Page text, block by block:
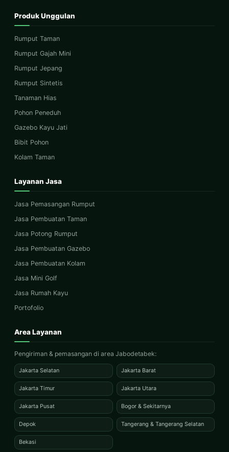
Produk Unggulan
Rumput Taman
Rumput Gajah Mini
Rumput Jepang
Rumput Sintetis
Tanaman Hias
Pohon Peneduh
Gazebo Kayu Jati
Bibit Pohon
Kolam Taman
Layanan Jasa
Jasa Pemasangan Rumput
Jasa Pembuatan Taman
Jasa Potong Rumput
Jasa Pembuatan Gazebo
Jasa Pembuatan Kolam
Jasa Mini Golf
Jasa Rumah Kayu
Portofolio
Area Layanan
Pengiriman & pemasangan di area Jabodetabek:
Jakarta Selatan Jakarta Barat
Jakarta Timur Jakarta Utara
Jakarta Pusat Bogor & Sekitarnya
Depok Tangerang & Tangerang Selatan
Bekasi